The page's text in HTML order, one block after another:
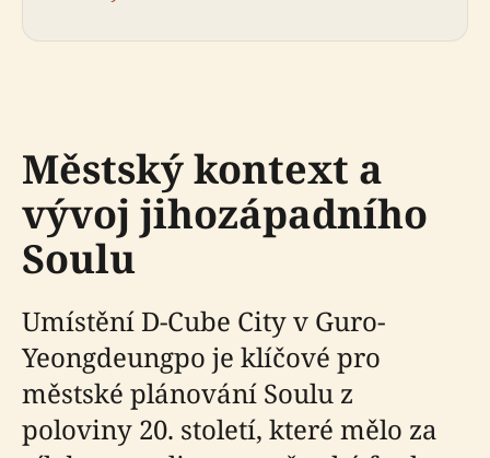
Městský kontext a
vývoj jihozápadního
Soulu
Umístění D-Cube City v Guro-
Yeongdeungpo je klíčové pro
městské plánování Soulu z
poloviny 20. století, které mělo za